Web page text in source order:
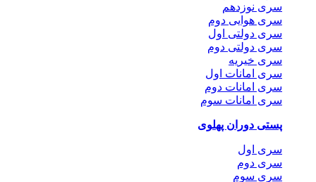
سری نوزدهم
سری هوایی دوم
سری دولتی اول
سری دولتی دوم
سری خیریه
سری امانات اول
سری امانات دوم
سری امانات سوم
پستی دوران پهلوی
سری اول
سری دوم
سری سوم